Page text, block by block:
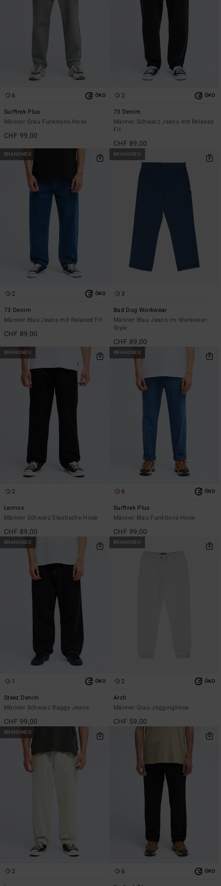
6 ÖKO
Surftrek Plus
Männer Grau Funktions-Hose
CHF 99,00
2 ÖKO
73 Denim
Männer Schwarz Jeans mit Relaxed
Fit
CHF 89,00
BRANDNEU
2 ÖKO
73 Denim
Männer Blau Jeans mit Relaxed Fit
CHF 89,00
BRANDNEU
3
Bad Dog Workwear
Männer Blau Jeans im Workwear-
Style
CHF 89,00
BRANDNEU
2
Lennox
Männer Schwarz Elastische Hose
CHF 89,00
BRANDNEU
6 ÖKO
Surftrek Plus
Männer Blau Funktions-Hose
CHF 99,00
BRANDNEU
1 ÖKO
Steez Denim
Männer Schwarz Baggy Jeans
CHF 99,00
BRANDNEU
2 ÖKO
Arch
Männer Grau Jogginghose
CHF 59,00
BRANDNEU
2
6 ÖKO